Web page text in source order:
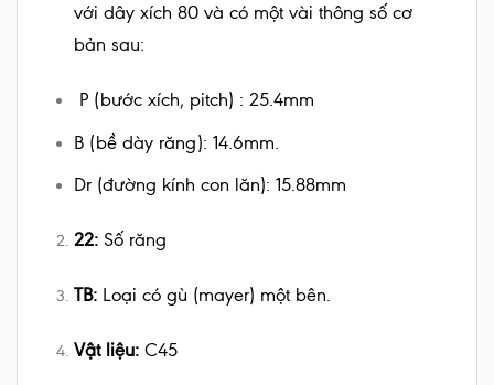
với dây xích 80 và có một vài thông số cơ
bản sau:
P (bước xích, pitch) : 25.4mm
B (bề dày răng): 14.6mm.
Dr (đường kính con lăn): 15.88mm
22: Số răng
TB: Loại có gù (mayer) một bên.
Vật liệu: C45